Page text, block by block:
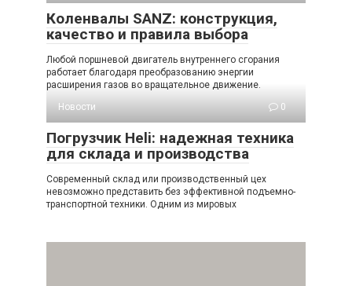
Коленвалы SANZ: конструкция,
качество и правила выбора
Любой поршневой двигатель внутреннего сгорания
работает благодаря преобразованию энергии
расширения газов во вращательное движение.
Новости
0
Погрузчик Heli: надежная техника
для склада и производства
Современный склад или производственный цех
невозможно представить без эффективной подъемно-
транспортной техники. Одним из мировых